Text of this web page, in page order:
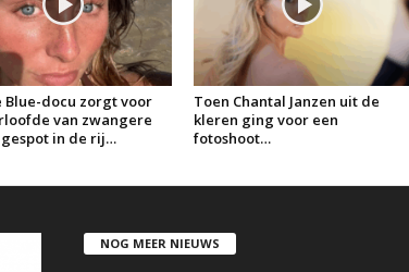
Blue-docu zorgt voor
van zwangere
in de rij…
Toen Chantal Janzen uit de
kleren ging voor een
fotoshoot…
NOG MEER NIEUWS